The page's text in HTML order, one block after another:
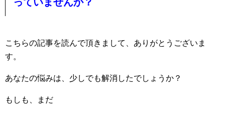
こちらの記事を読んで頂きまして、ありがとうございま
す。
あなたの悩みは、少しでも解消したでしょうか？
もしも、まだ